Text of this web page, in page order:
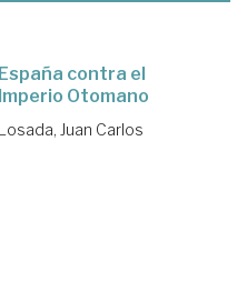
España contra el
Imperio Otomano
Losada, Juan Carlos